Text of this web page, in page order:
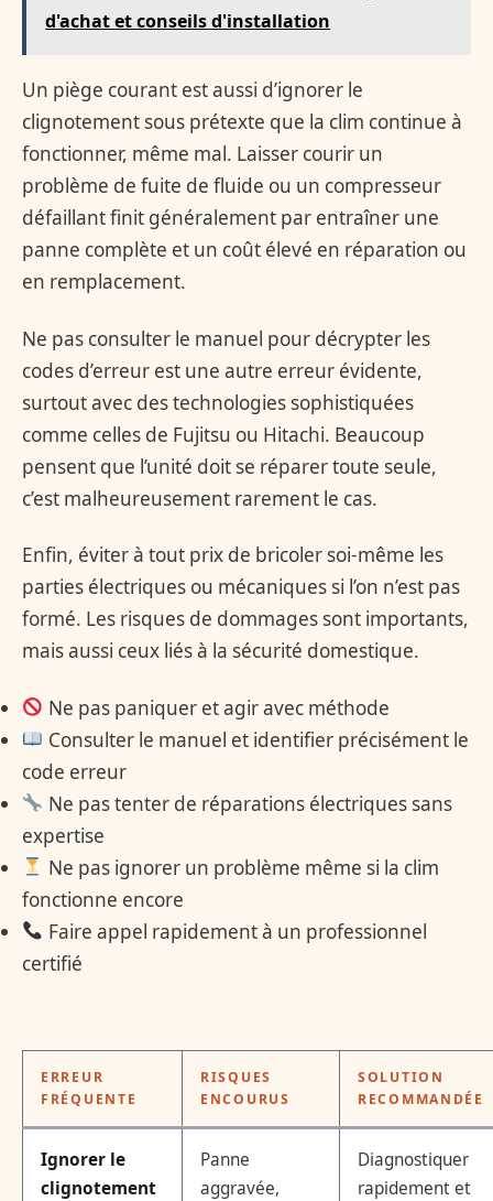
d'achat et conseils d'installation
Un piège courant est aussi d’ignorer le
clignotement sous prétexte que la clim continue à
fonctionner, même mal. Laisser courir un
problème de fuite de fluide ou un compresseur
défaillant finit généralement par entraîner une
panne complète et un coût élevé en réparation ou
en remplacement.
Ne pas consulter le manuel pour décrypter les
codes d’erreur est une autre erreur évidente,
surtout avec des technologies sophistiquées
comme celles de Fujitsu ou Hitachi. Beaucoup
pensent que l’unité doit se réparer toute seule,
c’est malheureusement rarement le cas.
Enfin, éviter à tout prix de bricoler soi-même les
parties électriques ou mécaniques si l’on n’est pas
formé. Les risques de dommages sont importants,
mais aussi ceux liés à la sécurité domestique.
Ne pas paniquer et agir avec méthode
Consulter le manuel et identifier précisément le
code erreur
Ne pas tenter de réparations électriques sans
expertise
Ne pas ignorer un problème même si la clim
fonctionne encore
Faire appel rapidement à un professionnel
certifié
ERREUR
FRÉQUENTE
RISQUES
ENCOURUS
SOLUTION
RECOMMANDÉE
Ignorer le
clignotement
Panne
aggravée,
Diagnostiquer
rapidement et